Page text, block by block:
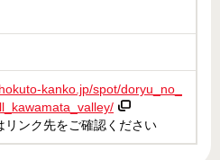
kanko.jp/spot/doryu_no_
ンク先をご確認ください